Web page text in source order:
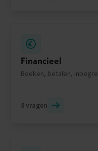
Financieel
Boeken, betalen,
8 vragen